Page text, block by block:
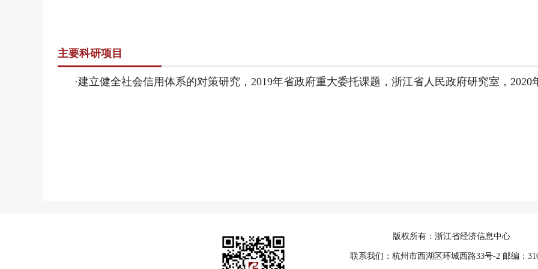
主要科研项目
·建立健全社会信用体系的对策研究，2019年省政府重大委托课题，浙江省人民政府研究室，2020
版权所有：浙江省经济信息中心
联系我们：杭州市西湖区环城西路33号-2 邮编：